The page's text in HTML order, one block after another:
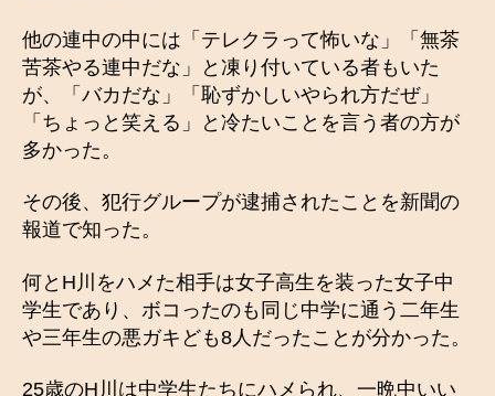
他の連中の中には「テレクラって怖いな」「無茶
苦茶やる連中だな」と凍り付いている者もいた
が、「バカだな」「恥ずかしいやられ方だぜ」
「ちょっと笑える」と冷たいことを言う者の方が
多かった。
その後、犯行グループが逮捕されたことを新聞の
報道で知った。
何とH川をハメた相手は女子高生を装った女子中
学生であり、ボコったのも同じ中学に通う二年生
や三年生の悪ガキども8人だったことが分かった。
25歳のH川は中学生たちにハメられ、一晩中いい